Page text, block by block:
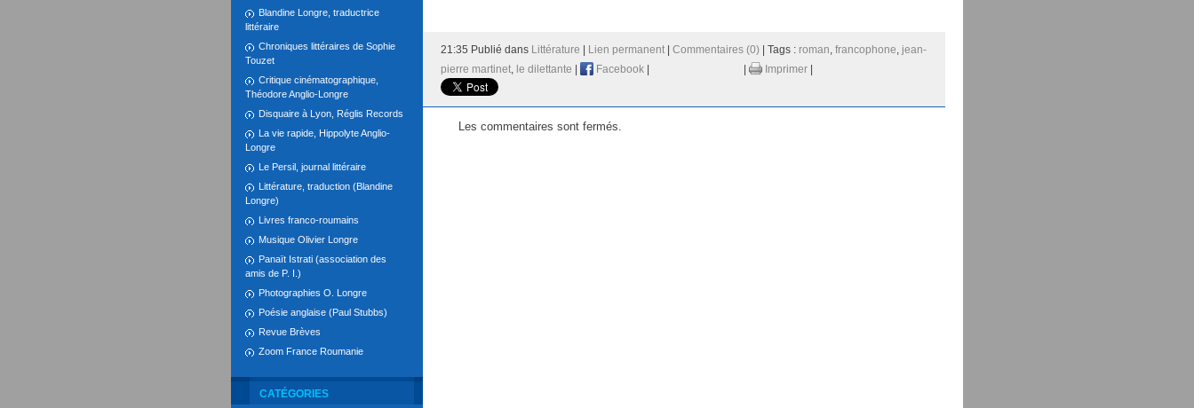
Blandine Longre, traductrice
littéraire
Chroniques littéraires de Sophie
Touzet
Critique cinématographique,
Théodore Anglio-Longre
Disquaire à Lyon, Réglis Records
La vie rapide, Hippolyte Anglio-
Longre
Le Persil, journal littéraire
Littérature, traduction (Blandine
Longre)
Livres franco-roumains
Musique Olivier Longre
Panaït Istrati (association des
amis de P. I.)
Photographies O. Longre
Poésie anglaise (Paul Stubbs)
Revue Brèves
Zoom France Roumanie
CATÉGORIES
21:35 Publié dans Littérature Lien permanent Commentaires (0) | Tags : roman, francophone, jean-
pierre martinet, le dilettante Facebook Imprimer
Les commentaires sont fermés.